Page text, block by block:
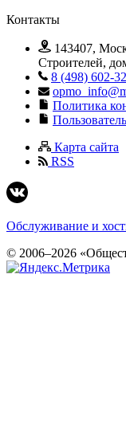
Контакты
143407,
Строителей,
8 (498) 602-
Политика
Карта сайта
RSS
Обслуживание и
© 2006–2026